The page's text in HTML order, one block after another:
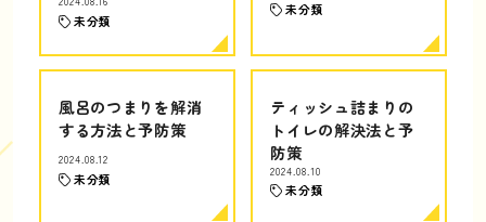
未分類
未分類
風呂のつまりを解消
する方法と予防策
2024.08.12
未分類
ティッシュ詰まりの
トイレの解決法と予
防策
2024.08.10
未分類